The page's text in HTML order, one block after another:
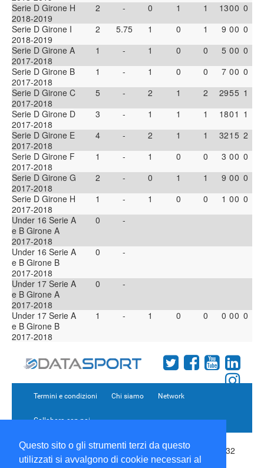
Questo sito o gli strumenti terzi da questo
utilizzati si avvalgono di cookie necessari al
Serie D Girone H
2018-2019
2 - 0 1 1 1300 0
Serie D Girone I
2018-2019
2 5.75 1 0 1 9 00 0
Serie D Girone A
2017-2018
1 - 1 0 0 5 00 0
Serie D Girone B
2017-2018
1 - 1 0 0 7 00 0
Serie D Girone C
2017-2018
5 - 2 1 2 2955 1
Serie D Girone D
2017-2018
3 - 1 1 1 1801 1
Serie D Girone E
2017-2018
4 - 2 1 1 321 5 2
Serie D Girone F
2017-2018
1 - 1 0 0 3 00 0
Serie D Girone G
2017-2018
2 - 0 1 1 9 00 0
Serie D Girone H
2017-2018
1 - 1 0 0 1 00 0
Under 16 Serie A
e B Girone A
2017-2018
0 -
Under 16 Serie A
e B Girone B
2017-2018
0 -
Under 17 Serie A
e B Girone A
2017-2018
0 -
Under 17 Serie A
e B Girone B
2017-2018
1 - 1 0 0 0 00 0
Termini e condizioni Chi siamo Network
Collabora con noi
Copyright 1995-2026 ©Wise SrlVia Palmanova 8 20132
Milano Italia - P. IVA 09072090963 | ISSN: 2499-2925